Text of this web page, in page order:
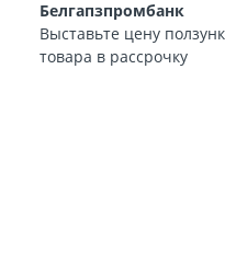
Белгапзпромбанк
Выставьте цену
товара в рассрочку